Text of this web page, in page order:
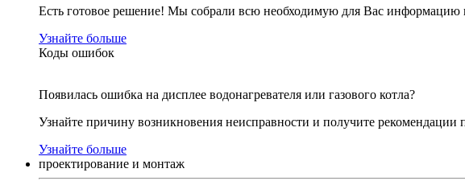
Есть готовое решение! Мы собрали всю необходимую для Вас информацию
Узнайте больше
Коды ошибок
Появилась ошибка на дисплее водонагревателя или газового котла?
Узнайте причину возникновения неисправности и получите рекомендации
Узнайте больше
проектирование и монтаж